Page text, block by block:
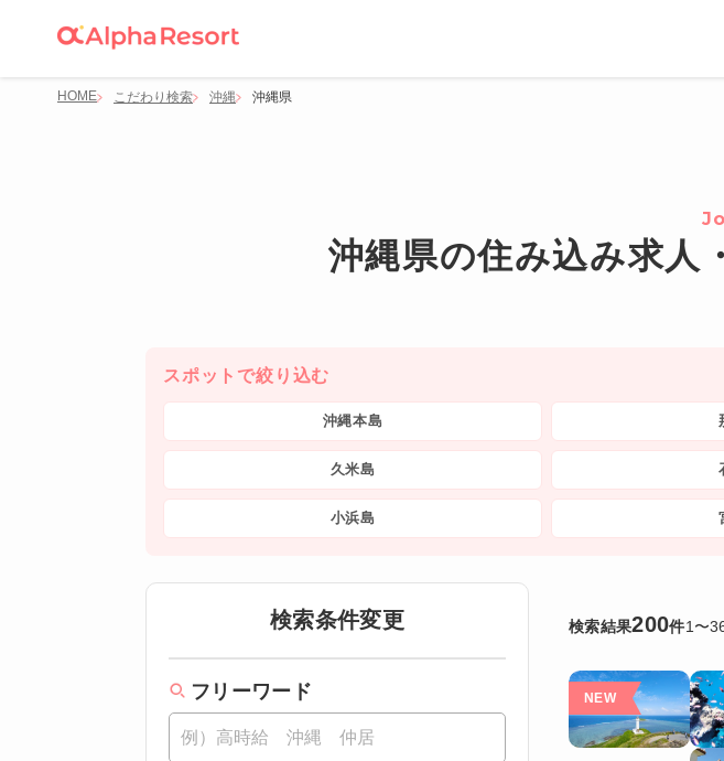
HOME こだわり検索 沖縄 沖縄県
沖縄県の住み込み求人
スポットで絞り込む
沖縄本島
久米島
小浜島
検索条件変更
フリーワード
検索結果200件1 〜